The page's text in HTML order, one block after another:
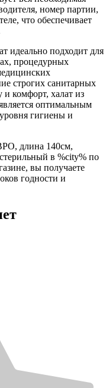
номер партии,
что обеспечивает
идеально подходит для
процедурных
строгих санитарных
комфорт, халат из
оптимальным
гигиены и
длина 140см,
в %city% по
вы получаете
годности и